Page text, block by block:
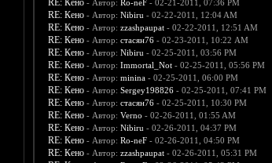
RE: Кено - Автор: Ro-neF- 02-21-2011, 07:36 PM
RE: Кено - Автор: Nibiru - 02-22-2011, 12:04 AM
RE: Кено - Автор: zzashpaupat- 02-22-2011, 12:51 AM
RE: Кено - Автор: стасян76- 02-23-2011, 10:22 AM
RE: Кено - Автор: Nibiru - 02-25-2011, 03:56 PM
RE: Кено - Автор: Immortal_Not- 02-25-2011, 05:56 PM
RE: Кено - Автор: minina- 02-25-2011, 06:00 PM
RE: Кено - Автор: Sergey198826- 02-25-2011, 07:41 PM
RE: Кено - Автор: стасян76- 02-25-2011, 10:30 PM
RE: Кено - Автор: Verno - 02-26-2011, 01:55 AM
RE: Кено - Автор: Nibiru - 02-26-2011, 04:37 PM
RE: Кено - Автор: Ro-neF- 02-26-2011, 04:50 PM
RE: Кено - Автор: zzashpaupat- 02-26-2011, 05:31 PM